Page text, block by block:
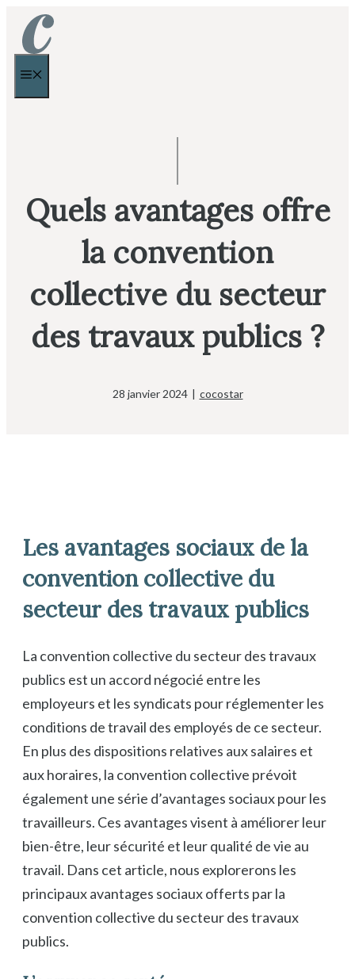
Aller
Quels avantages offre
la convention
collective du secteur
des travaux publics ?
28 janvier 2024 cocostar
Les avantages sociaux de la
convention collective du
secteur des travaux publics
La convention collective du secteur des travaux
publics est un accord négocié entre les
employeurs et les syndicats pour réglementer les
conditions de travail des employés de ce secteur.
En plus des dispositions relatives aux salaires et
aux horaires, la convention collective prévoit
également une série d’avantages sociaux pour les
travailleurs. Ces avantages visent à améliorer leur
bien-être, leur sécurité et leur qualité de vie au
travail. Dans cet article, nous explorerons les
principaux avantages sociaux offerts par la
convention collective du secteur des travaux
publics.